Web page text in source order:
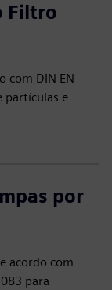
Filtro
com DIN EN
partículas e
por
acordo com
para